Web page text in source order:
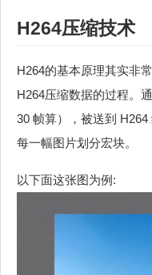
H264压缩技术
H264的基本原理其实非
H264压缩数据的过程。
30 帧算），被送到
每一幅图片划分宏块。
以下面这张图为例: